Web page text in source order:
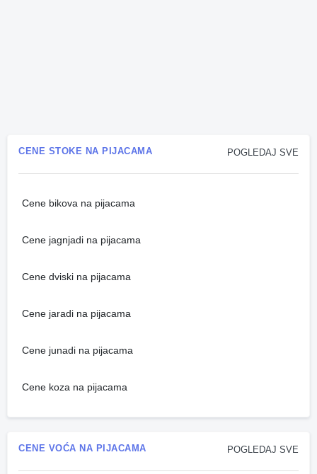
POGLEDAJ SVE
CENE STOKE NA PIJACAMA
Cene bikova na pijacama
Cene jagnjadi na pijacama
Cene dviski na pijacama
Cene jaradi na pijacama
Cene junadi na pijacama
Cene koza na pijacama
POGLEDAJ SVE
CENE VOĆA NA PIJACAMA